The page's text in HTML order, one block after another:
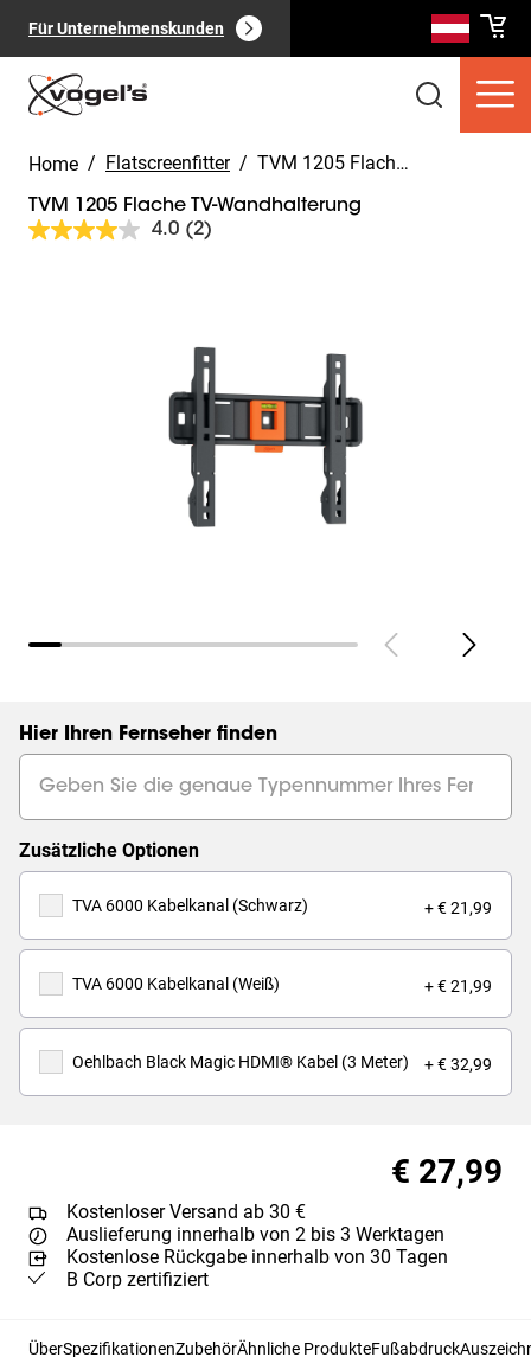
Für Unternehmenskunden
Home / Flatscreenfitter / TVM 1205 Flache TV-Wandhalterung
TVM 1205 Flache TV-Wandhalterung
4.0 2
Seite.
(2)
Hier Ihren Fernseher finden
Zusätzliche Optionen
TVA 6000 Kabelkanal (Schwarz) + € 21,99
TVA 6000 Kabelkanal (Weiß) + € 21,99
Oehlbach Black Magic HDMI® Kabel (3 Meter) + € 32,99
€ 27,99
Kostenloser Versand ab 30 €
Auslieferung innerhalb von 2 bis 3 Werktagen
Kostenlose Rückgabe innerhalb von 30 Tagen
B Corp zertifiziert
ÜberSpezifikationenZubehörÄhnliche ProdukteFußabdruck